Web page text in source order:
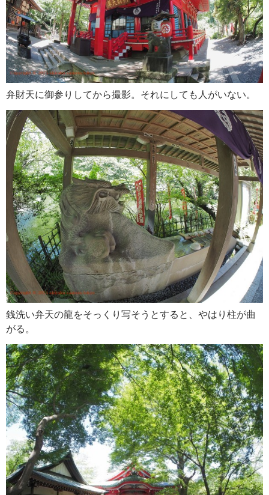
弁財天に御参りしてから撮影。それにしても人がいない。
銭洗い弁天の龍をそっくり写そうとすると、やはり柱が曲
がる。